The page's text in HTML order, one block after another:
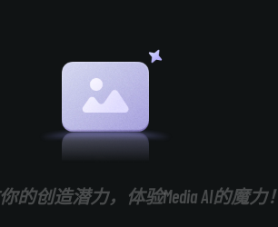
的创造潜力，体验Media AI的魔力！